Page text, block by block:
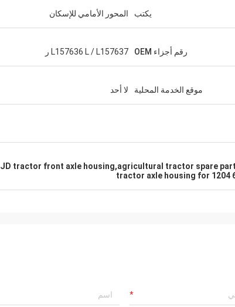
يكتب المحور الأمامي للإسكان
رقم أجزاء OEM L157636 L / L157637 ر
موقع الخدمة المحلية لا أحد
JD tractor front axle housing,agricultural tractor spare
tractor axle housing for 1204